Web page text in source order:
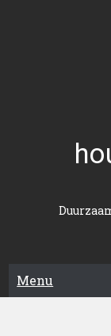
Menu